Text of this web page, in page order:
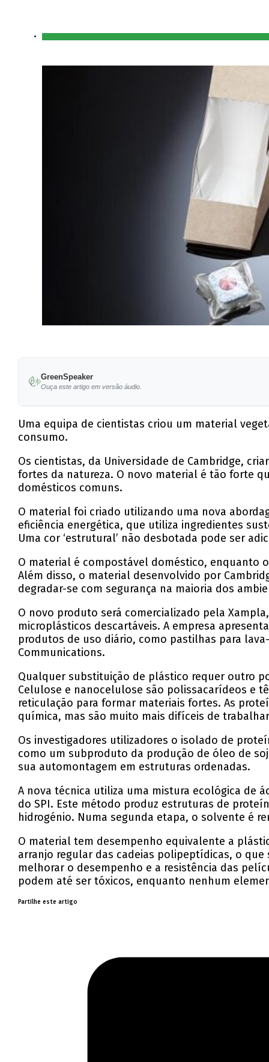
GreenSpeaker
Ouça este artigo em versão áudio.
Uma equipa de cientistas criou um material
consumo.
Os cientistas, da Universidade de Cambridge,
fortes da natureza. O novo material é tão forte
domésticos comuns.
O material foi criado utilizando uma nova
eficiência energética, que utiliza ingredientes
Uma cor ‘estrutural’ não desbotada pode ser
O material é compostável doméstico, enquanto
Além disso, o material desenvolvido por
degradar-se com segurança na maioria dos
O novo produto será comercializado pela
microplásticos descartáveis. A empresa
produtos de uso diário, como pastilhas para
Communications.
Qualquer substituição de plástico requer outro
Celulose e nanocelulose são polissacarídeos e
reticulação para formar materiais fortes. As
química, mas são muito mais difíceis de
Os investigadores utilizadores o isolado de
como um subproduto da produção de óleo de
sua automontagem em estruturas ordenadas.
A nova técnica utiliza uma mistura ecológica de
do SPI. Este método produz estruturas de
hidrogénio. Numa segunda etapa, o solvente é
O material tem desempenho equivalente a
arranjo regular das cadeias polipeptídicas, o
melhorar o desempenho e a resistência das
podem até ser tóxicos, enquanto nenhum
Partilhe este artigo